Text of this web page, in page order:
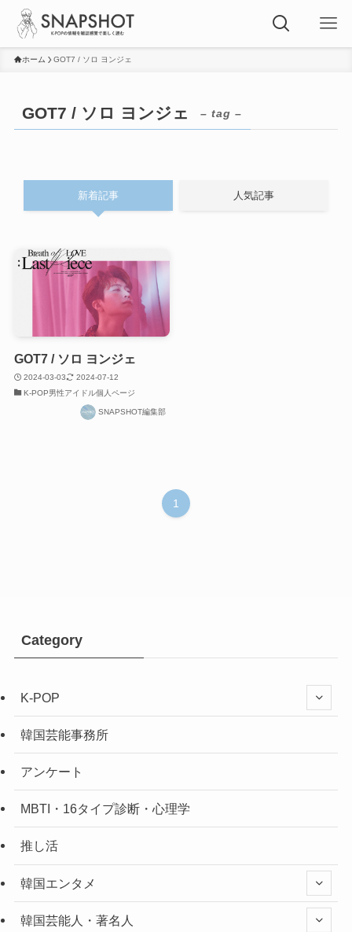
ホーム GOT7 / ソロ ヨンジェ
GOT7 / ソロ ヨンジェ – tag –
新着記事 人気記事
GOT7 / ソロ ヨンジェ
2024-03-03
2024-07-12
K-POP男性アイドル個人ページ
SNAPSHOT編集部
1
Category
K-POP
韓国芸能事務所
アンケート
MBTI・16タイプ診断・心理学
推し活
韓国エンタメ
韓国芸能人・著名人